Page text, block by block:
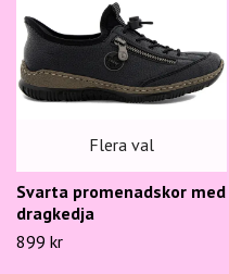
Flera val
Svarta promenadskor med
dragkedja
899 kr